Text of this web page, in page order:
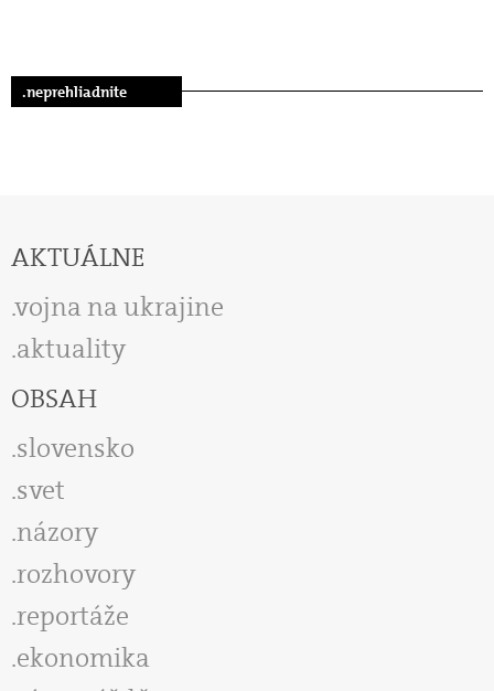
.neprehliadnite
AKTUÁLNE
vojna na ukrajine
aktuality
OBSAH
slovensko
svet
názory
rozhovory
reportáže
ekonomika